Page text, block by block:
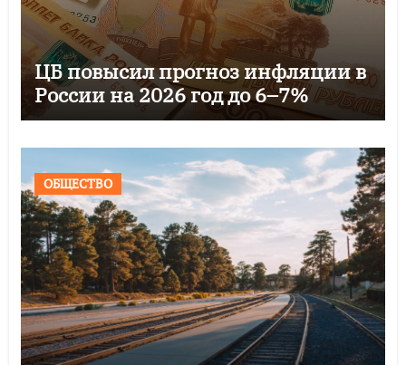
ЦБ повысил прогноз инфляции в
России на 2026 год до 6–7%
ОБЩЕСТВО